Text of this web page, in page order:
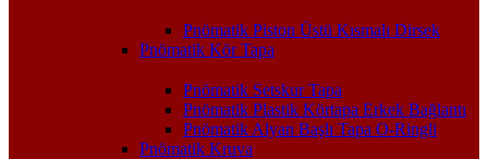
Pnömatik Piston Üstü Kısmalı Dirsek
Pnömatik Kör Tapa
Pnömatik Setskur Tapa
Pnömatik Plastik Körtapa Erkek Bağlantı
Pnömatik Alyan Başlı Tapa O-Ringli
Pnömatik Kruva